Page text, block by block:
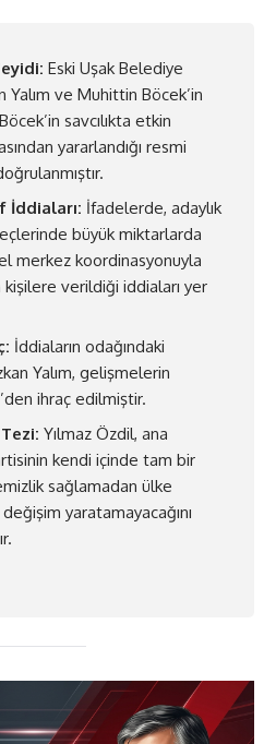
Eski Uşak Belediye
Yalım ve Muhittin Böcek’in
savcılıkta etkin
yararlandığı resmi
İddiaları: İfadelerde, adaylık
büyük miktarlarda
merkez koordinasyonuyla
verildiği iddiaları yer
İddiaların odağındaki
Yalım, gelişmelerin
ihraç edilmiştir.
Yılmaz Özdil, ana
kendi içinde tam bir
sağlamadan ülke
yaratamayacağını